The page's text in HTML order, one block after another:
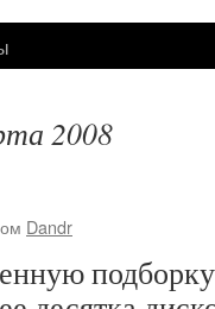
2008
Dandr